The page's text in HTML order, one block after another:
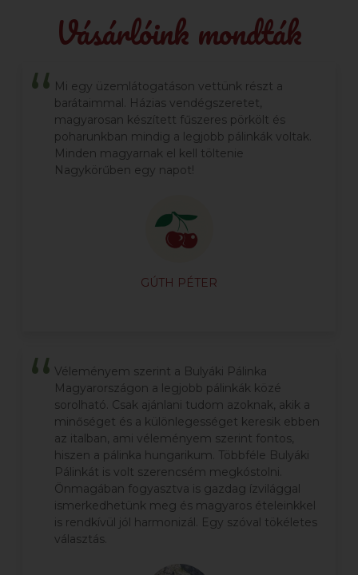
Vásárlóink mondták
Mi egy üzemlátogatáson vettünk részt a
barátaimmal. Házias vendégszeretet,
magyarosan készített fűszeres pörkölt és
poharunkban mindig a legjobb pálinkák voltak.
Minden magyarnak el kell töltenie
Nagykörűben egy napot!
GÚTH PÉTER
Véleményem szerint a Bulyáki Pálinka
Magyarországon a legjobb pálinkák közé
sorolható. Csak ajánlani tudom azoknak, akik a
minőséget és a különlegességet keresik ebben
az italban, ami véleményem szerint fontos,
hiszen a pálinka hungarikum. Többféle Bulyáki
Pálinkát is volt szerencsém megkóstolni.
Önmagában fogyasztva is gazdag ízvilággal
ismerkedhetünk meg és magyaros ételeinkkel
is rendkívül jól harmonizál. Egy szóval tökéletes
választás.